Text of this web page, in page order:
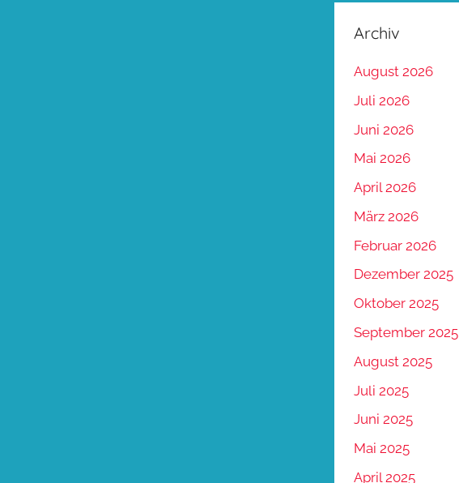
Archiv
August 2026
Juli 2026
Juni 2026
Mai 2026
April 2026
März 2026
Februar 2026
Dezember 2025
Oktober 2025
September 2025
August 2025
Juli 2025
Juni 2025
Mai 2025
April 2025